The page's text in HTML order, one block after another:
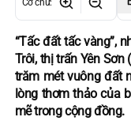
“Tấc đất tấc vàng”,
Trôi, thị trấn Yên
trăm mét vuông đất
lòng thơm thảo của
mẽ trong cộng đồng.